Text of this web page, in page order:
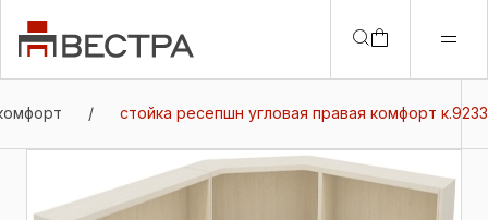
/ стойка ресепшн угловая правая комфорт к.9233